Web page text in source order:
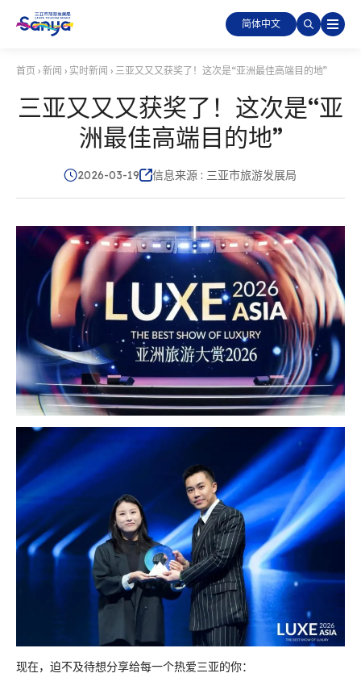
简体中文
首页 › 新闻 › 实时新闻 › 三亚又又又获奖了！这次是“亚洲最佳高端目的地”
三亚又又又获奖了！这次是“亚
洲最佳高端目的地”
2026-03-19 信息来源 : 三亚市旅游发展局
现在，迫不及待想分享给每一个热爱三亚的你：